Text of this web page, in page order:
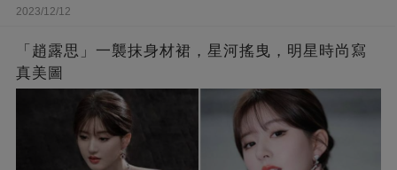
2023/12/12
「趙露思」一襲抹身材裙，星河搖曳，明星時尚寫
真美圖